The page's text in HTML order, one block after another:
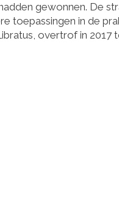
gewonnen. De
toepassingen in de
overtrof in